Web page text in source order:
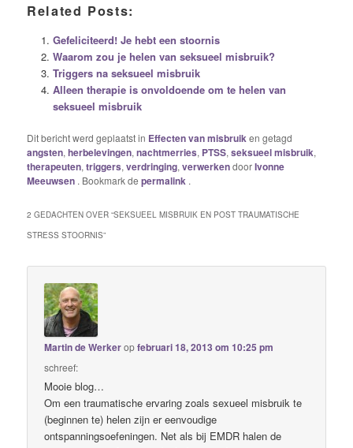
Related Posts:
Gefeliciteerd! Je hebt een stoornis
Waarom zou je helen van seksueel misbruik?
Triggers na seksueel misbruik
Alleen therapie is onvoldoende om te helen van
seksueel misbruik
Dit bericht werd geplaatst in Effecten van misbruiken getagd
angsten,herbelevingen,nachtmerries, PTSS,seksueel misbruik,
therapeuten,triggers,verdringing,verwerkendoorIvonne
Meeuwsen . Bookmark depermalink .
2 GEDACHTEN OVER “SEKSUEEL MISBRUIK EN POST TRAUMATISCHE
STRESS STOORNIS”
Martin de Werkeropfebruari 18, 2013 om 10:25 pm
schreef:
Mooie blog…
Om een traumatische ervaring zoals sexueel misbruik te
(beginnen te) helen zijn er eenvoudige
ontspanningsoefeningen. Net als bij EMDR halen de